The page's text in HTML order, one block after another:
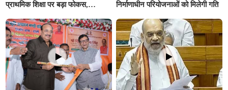
प्राथमिक शिक्षा पर बड़ा फोकस,
से अधिक का प्रावधान
निर्माणाधीन परियोजनाओं को मिलेगी गति